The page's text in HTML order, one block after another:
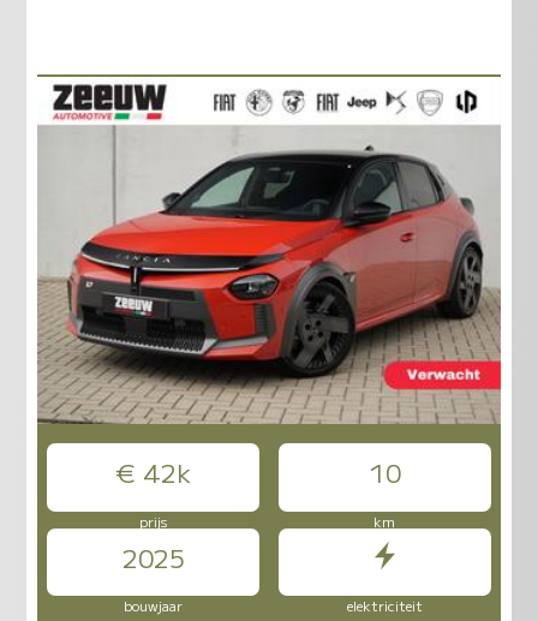
€ 42k 10
prijs km
2025
bouwjaar elektriciteit